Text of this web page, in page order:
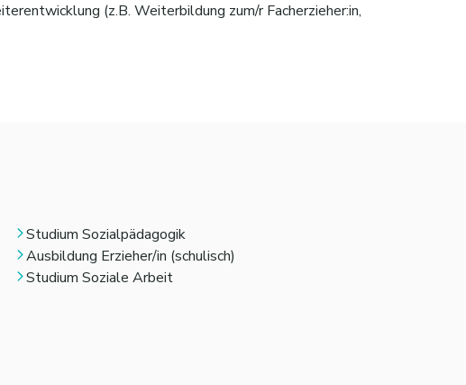
(z.B. Weiterbildung zum/r Facherzieher:in,
Studium Sozialpädagogik
Ausbildung Erzieher/in (schulisch)
Studium Soziale Arbeit